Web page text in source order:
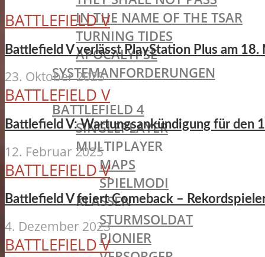
IN THE NAME OF THE TSAR
TURNING TIDES
APOCALYPSE
SYSTEMANFORDERUNGEN
BATTLEFIELD OLDIES
BATTLEFIELD 4
SINGLEPLAYER
MULTIPLAYER
MAPS
SPIELMODI
KLASSEN
STURMSOLDAT
PIONIER
BATTLEFIELD V
Battlefield V verlässt PlayStation Plus am
23. Oktober 2025
BATTLEFIELD V
Battlefield V: Wartungsankündigung für den
12. Februar 2025
BATTLEFIELD V
Battlefield V feiert Comeback –
4. Dezember 2023
BATTLEFIELD V